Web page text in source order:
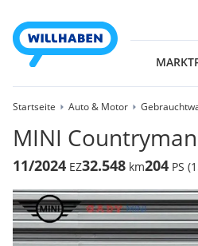
Startseite Auto & Motor
MINI
11/2024 EZ32.548 km204 PS